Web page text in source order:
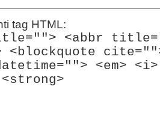
tag HTML:
<abbr
<em>